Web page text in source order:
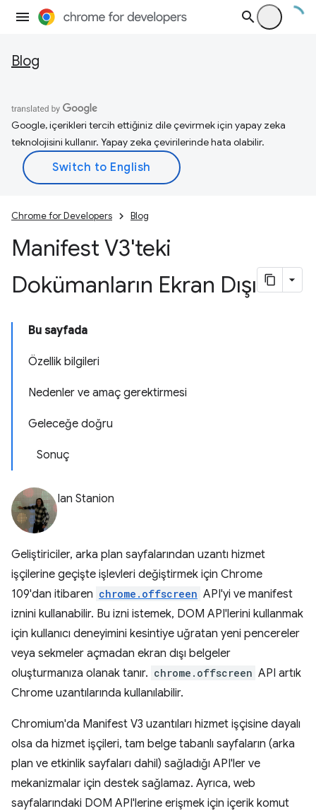
Blog
Google, içerikleri tercih ettiğiniz dile çevirmek için yapay zeka
teknolojisini kullanır. Yapay zeka çevirilerinde hata olabilir.
Chrome for Developers Blog
Manifest V3'teki
Dokümanların Ekran Dışı
Bu sayfada
Özellik bilgileri
Nedenler ve amaç gerektirmesi
Geleceğe doğru
Sonuç
Ian Stanion
Geliştiriciler, arka plan sayfalarından uzantı hizmet
işçilerine geçişte işlevleri değiştirmek için Chrome
109'dan itibaren chrome.offscreen API'yi ve manifest
iznini kullanabilir. Bu izni istemek, DOM API'lerini kullanmak
için kullanıcı deneyimini kesintiye uğratan yeni pencereler
veya sekmeler açmadan ekran dışı belgeler
oluşturmanıza olanak tanır. chrome.offscreen API artık
Chrome uzantılarında kullanılabilir.
Chromium'da Manifest V3 uzantıları hizmet işçisine dayalı
olsa da hizmet işçileri, tam belge tabanlı sayfaların (arka
plan ve etkinlik sayfaları dahil) sağladığı API'ler ve
mekanizmalar için destek sağlamaz. Ayrıca, web
sayfalarındaki DOM API'lerine erişmek için içerik komut